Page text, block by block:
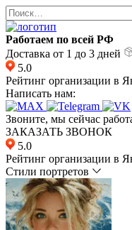
Перейти
к
содержанию
Search
for:
Работаем по всей РФ
Доставка от 1 до 3 дней
5.0
Рейтинг организации в
Написать нам:
Звоните, мы сейчас
ЗАКАЗАТЬ ЗВОНОК
5.0
Рейтинг организации в
Стили портретов